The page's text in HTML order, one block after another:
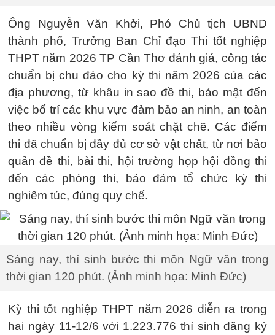
Ông Nguyễn Văn Khởi, Phó Chủ tịch UBND
thành phố, Trưởng Ban Chỉ đạo Thi tốt nghiệp
THPT năm 2026 TP Cần Thơ đánh giá, công tác
chuẩn bị chu đáo cho kỳ thi năm 2026 của các
địa phương, từ khâu in sao đề thi, bảo mật đến
việc bố trí các khu vực đảm bảo an ninh, an toàn
theo nhiều vòng kiểm soát chặt chẽ. Các điểm
thi đã chuẩn bị đầy đủ cơ sở vật chất, từ nơi bảo
quản đề thi, bài thi, hội trường họp hội đồng thi
đến các phòng thi, bảo đảm tổ chức kỳ thi
nghiêm túc, đúng quy chế.
Sáng nay, thí sinh bước thi môn Ngữ văn trong
thời gian 120 phút. (Ảnh minh họa: Minh Đức)
Kỳ thi tốt nghiệp THPT năm 2026 diễn ra trong
hai ngày 11-12/6 với 1.223.776 thí sinh đăng ký